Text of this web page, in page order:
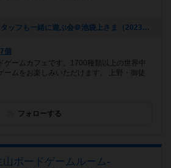
[NEW] 【1月18日(水)】スタッフも一緒に遊ぶ会＠池袋上さま（2023年01月09日 23時09分）
個
ゲームカフェです。1700種類以上の世界中
ムをお楽しみいただけます。 上野・御徒
フォローする
山ボードゲームルーム-